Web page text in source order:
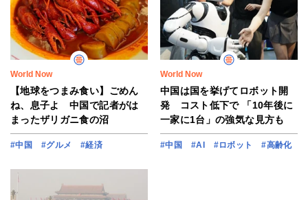
World Now
【地球をつまみ食い】ごめん
ね、息子よ 中国で記者がは
まったザリガニ食の沼
#中国 #グルメ #経済
World Now
中国は国を挙げてロボット開
発 コスト低下で 「10年後に
一家に1台」の強気な見方も
#中国 #AI #ロボット #高齢化